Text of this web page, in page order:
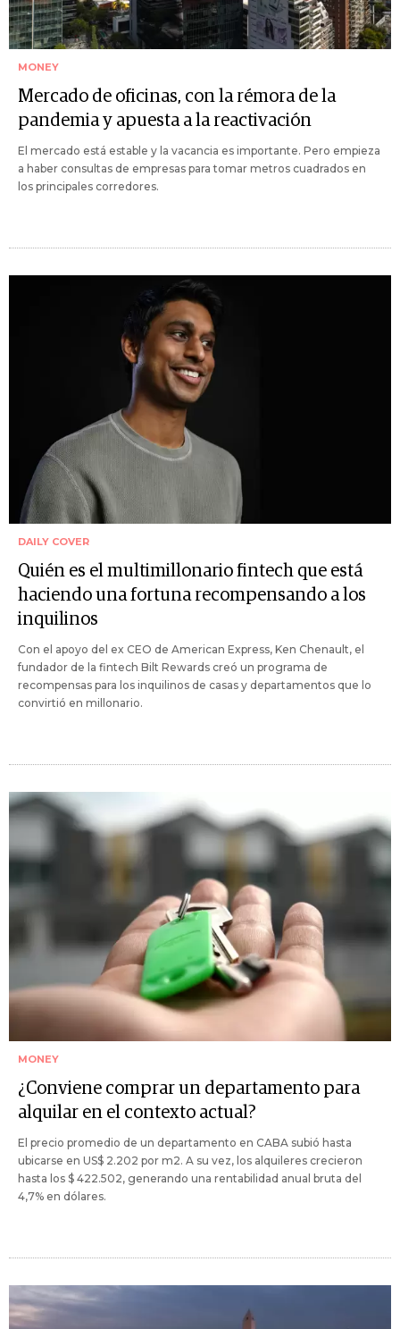
MONEY
Mercado de oficinas, con la rémora de la
pandemia y apuesta a la reactivación
El mercado está estable y la vacancia es importante. Pero empieza
a haber consultas de empresas para tomar metros cuadrados en
los principales corredores.
DAILY COVER
Quién es el multimillonario fintech que está
haciendo una fortuna recompensando a los
inquilinos
Con el apoyo del ex CEO de American Express, Ken Chenault, el
fundador de la fintech Bilt Rewards creó un programa de
recompensas para los inquilinos de casas y departamentos que lo
convirtió en millonario.
MONEY
¿Conviene comprar un departamento para
alquilar en el contexto actual?
El precio promedio de un departamento en CABA subió hasta
ubicarse en US$ 2.202 por m2. A su vez, los alquileres crecieron
hasta los $ 422.502, generando una rentabilidad anual bruta del
4,7% en dólares.